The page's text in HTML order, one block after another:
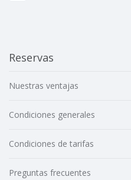
Reservas
Nuestras ventajas
Condiciones generales
Condiciones de tarifas
Preguntas frecuentes